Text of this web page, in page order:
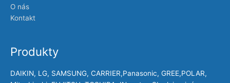
O nás
Kontakt
Produkty
DAIKIN, LG, SAMSUNG, CARRIER,Panasonic, GREE,POLAR,